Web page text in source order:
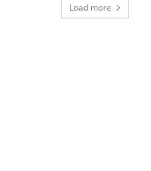
Load more